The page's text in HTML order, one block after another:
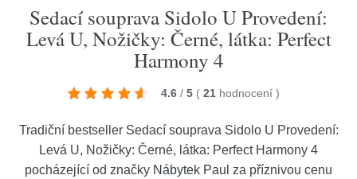
Sedací souprava Sidolo U Provedení:
Levá U, Nožičky: Černé, látka: Perfect
Harmony 4
4.6 / 5 ( 21 hodnocení )
Tradiční bestseller Sedací souprava Sidolo U Provedení:
Levá U, Nožičky: Černé, látka: Perfect Harmony 4
pocházející od značky Nábytek Paul za příznivou cenu